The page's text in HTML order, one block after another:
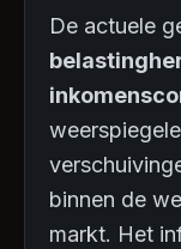
De actuele
binnen de
markt. Het